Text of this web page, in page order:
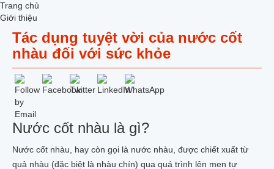
Trang chủ
Giới thiệu
Sản phẩm
NƯỚC CỐT NHÀU
NƯỚC CỐT NHÀU XUẤT KHẨU HÀN QUỐC
NƯỚC CỐT NHÀU DƯỢC LIỆU
NƯỚC CỐT NHÀU NONI GOLD
NƯỚC CỐT NHÀU 500ML
CAO TRÁI NHÀU CÔ ĐẶC XUẤT KHẨU HÀN QUỐC
SIRO NHÀU NGUYÊN CHẤT
QUẢ_BỘT_RỄ_VIÊN NÉN NHÀU
TRÁI NHÀU TƯƠI
TRÁI NHÀU KHÔ
Tác dụng tuyệt vời của nước cốt
nhàu đối với sức khỏe
Nước cốt nhàu là gì?
Nước cốt nhàu, hay còn gọi là nước nhàu, được chiết xuất từ
quả nhàu (đặc biệt là nhàu chín) qua quá trình lên men tự